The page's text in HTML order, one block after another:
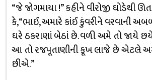
“જે જોગમાયા !” કહીને વીરોજી ઘોડેથી
કે, “ભાઈ, અમારે કાંઈ કુંવરીને વરવાની
ઘરે ઠકરાણાં બેઠાં છે. વળી અમે તો જાયે
આ તો રજપૂતાણીની કૂખ લાજે છે એટલે
છીએ.”